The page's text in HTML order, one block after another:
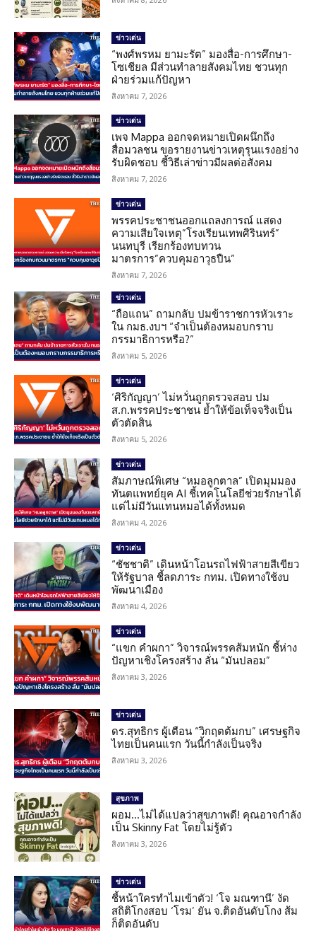
ข่าวเด่น
“พงศ์พรหม ยามะรัต” มองสื่อ-การศึกษา-
โซเชียล มีส่วนทำลายสังคมไทย ชวนทุก
ฝ่ายร่วมแก้ปัญหา
สิงหาคม 7, 2026
ข่าวเด่น
เพจ Mappa ออกจดหมายเปิดผนึกถึง
สื่อมวลชน ขอรายงานข่าวเหตุรุนแรงอย่าง
รับผิดชอบ ชี้วิธีเล่าข่าวมีผลต่อสังคม
สิงหาคม 7, 2026
ข่าวเด่น
พรรคประชาชนออกแถลงการณ์ แสดง
ความเสียใจเหตุ”โรงเรียนเทพศิรินทร์”
นนทบุรี เรียกร้องทบทวน
มาตรการ”ควบคุมอาวุธปืน”
สิงหาคม 7, 2026
ข่าวเด่น
“ถือแถน” ถามกลับ ปมข้าราชการหัวเราะ
ใน กมธ.งบฯ “จำเป็นต้องหมอบกราบ
กรรมาธิการหรือ?”
สิงหาคม 5, 2026
ข่าวเด่น
‘ศิริกัญญา’ ไม่หวั่นถูกตรวจสอบ ปม
ส.ก.พรรคประชาชน ย้ำให้ข้อเท็จจริงเป็น
ตัวตัดสิน
สิงหาคม 5, 2026
ข่าวเด่น
สัมภาษณ์พิเศษ “หมอลูกตาล” เปิดมุมมอง
ทันตแพทย์ยุค AI ชี้เทคโนโลยีช่วยรักษาได้
แต่ไม่มีวันแทนหมอได้ทั้งหมด
สิงหาคม 4, 2026
ข่าวเด่น
“ชัชชาติ” เดินหน้าโอนรถไฟฟ้าสายสีเขียว
ให้รัฐบาล ชี้ลดภาระ กทม. เปิดทางใช้งบ
พัฒนาเมือง
สิงหาคม 4, 2026
ข่าวเด่น
“แขก คำผกา” วิจารณ์พรรคส้มหนัก ชี้ห่าง
ปัญหาเชิงโครงสร้าง ลั่น “มันปลอม”
สิงหาคม 3, 2026
ข่าวเด่น
ดร.สุทธิกร ผู้เตือน “วิกฤตต้มกบ” เศรษฐกิจ
ไทยเป็นคนแรก วันนี้กำลังเป็นจริง
สิงหาคม 3, 2026
สุขภาพ
ผอม…ไม่ได้แปลว่าสุขภาพดี! คุณอาจกำลัง
เป็น Skinny Fat โดยไม่รู้ตัว
สิงหาคม 3, 2026
ข่าวเด่น
ชี้หน้าใครทำไมเข้าตัว! ‘โจ มณฑานี’ งัด
สถิติโกงสอบ ‘โรม’ ยัน จ.ติดอันดับโกง ส้ม
ก็ติดอันดับ